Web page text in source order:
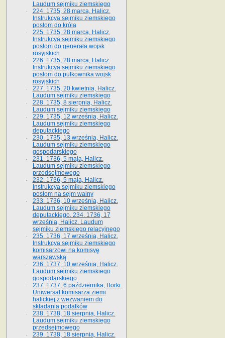
Laudum sejmiku ziemskiego
224. 1735, 28 marca, Halicz.
Instrukcya sejmiku ziemskiego
posłom do króla
225. 1735, 28 marca, Halicz.
Instrukcya sejmiku ziemskiego
posłom do generała wojsk
rosyjskich
226. 1735, 28 marca, Halicz.
Instrukcya sejmiku ziemskiego
posłom do pułkownika wojsk
rosyjskich
227. 1735, 20 kwietnia, Halicz.
Laudum sejmiku ziemskiego
228. 1735, 8 sierpnia, Halicz.
Laudum sejmiku ziemskiego
229. 1735, 12 września, Halicz.
Laudum sejmiku ziemskiego
deputackiego
230. 1735, 13 września, Halicz.
Laudum sejmiku ziemskiego
gospodarskiego
231. 1736, 5 maja, Halicz.
Laudum sejmiku ziemskiego
przedsejmowego
232. 1736, 5 maja, Halicz.
Instrukcya sejmiku ziemskiego
posłom na sejm walny
233. 1736, 10 września, Halicz.
Laudum sejmiku ziemskiego
deputackiego. 234. 1736, 17
września, Halicz. Laudum
sejmiku ziemskiego relacyjnego
235. 1736, 17 września, Halicz.
Instrukcya sejmiku ziemskiego
komisarzowi na komisyę
warszawską
236. 1737, 10 września, Halicz.
Laudum sejmiku ziemskiego
gospodarskiego
237. 1737, 6 października, Borki.
Uniwersał komisarza ziemi
halickiej z wezwaniem do
składania podatków
238. 1738, 18 sierpnia, Halicz.
Laudum sejmiku ziemskiego
przedsejmowego
239. 1738, 18 sierpnia, Halicz.